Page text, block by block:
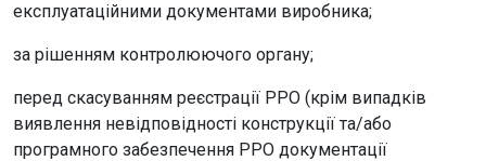
експлуатаційними документами виробника;
за рішенням контролюючого органу;
перед скасуванням реєстрації РРО (крім випадків
виявлення невідповідності конструкції та/або
програмного забезпечення РРО документації